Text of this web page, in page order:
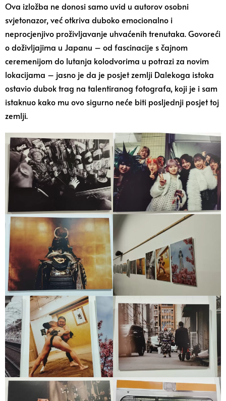
Ova izložba ne donosi samo uvid u autorov osobni
svjetonazor, već otkriva duboko emocionalno i
neprocjenjivo proživljavanje uhvaćenih trenutaka. Govoreći
o doživljajima u Japanu – od fascinacije s čajnom
ceremenijom do lutanja kolodvorima u potrazi za novim
lokacijama – jasno je da je posjet zemlji Dalekoga istoka
ostavio dubok trag na talentiranog fotografa, koji je i sam
istaknuo kako mu ovo sigurno neće biti posljednji posjet toj
zemlji.